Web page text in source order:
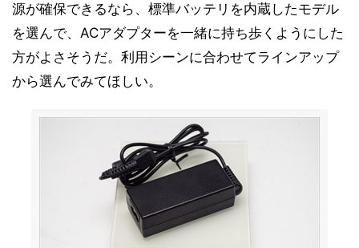
源が確保できるなら、標準バッテリを内蔵したモデル
を選んで、ACアダプターを一緒に持ち歩くようにした
方がよさそうだ。利用シーンに合わせてラインアップ
から選んでみてほしい。